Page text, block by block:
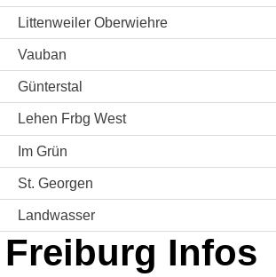
Littenweiler Oberwiehre
Vauban
Günterstal
Lehen Frbg West
Im Grün
St. Georgen
Landwasser
Freiburg Infos